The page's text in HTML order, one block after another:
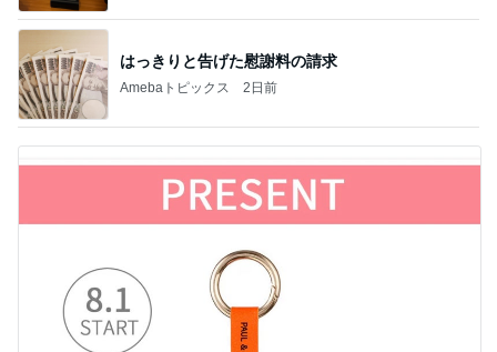
はっきりと告げた慰謝料の請求
Amebaトピックス 2日前